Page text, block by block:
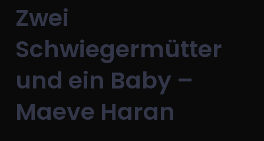
Zwei
Schwiegermütter
und ein Baby –
Maeve Haran